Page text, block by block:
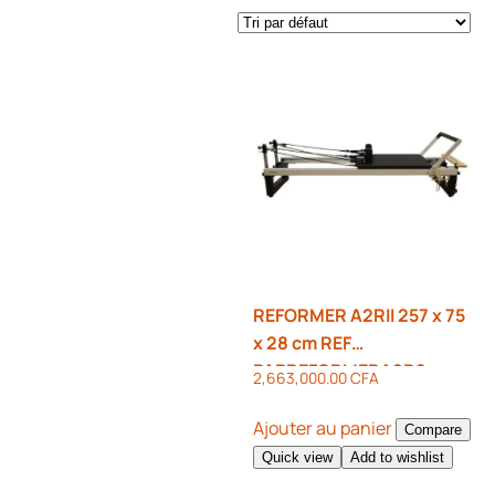
REFORMER A2RII 257 x 75
x 28 cm REF
PAPREFORMERA2R2
2,663,000.00CFA
Ajouter au panier
Compare
Quick view
Add to wishlist